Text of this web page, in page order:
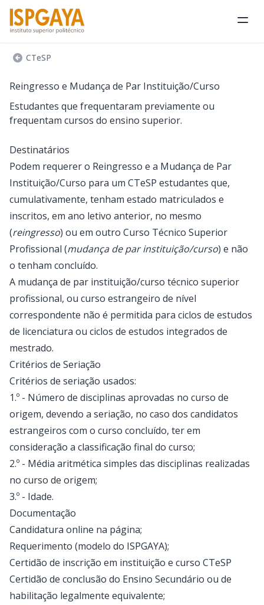
CTeSP
Reingresso e Mudança de Par Instituição/Curso
Estudantes que frequentaram previamente ou
frequentam cursos do ensino superior.
Destinatários
Podem requerer o Reingresso e a Mudança de Par
Instituição/Curso para um CTeSP estudantes que,
cumulativamente, tenham estado matriculados e
inscritos, em ano letivo anterior, no mesmo
(reingresso) ou em outro Curso Técnico Superior
Profissional (mudança de par instituição/curso) e não
o tenham concluído.
A mudança de par instituição/curso técnico superior
profissional, ou curso estrangeiro de nível
correspondente não é permitida para ciclos de estudos
de licenciatura ou ciclos de estudos integrados de
mestrado.
Critérios de Seriação
Critérios de seriação usados:
1.º - Número de disciplinas aprovadas no curso de
origem, devendo a seriação, no caso dos candidatos
estrangeiros com o curso concluído, ter em
consideração a classificação final do curso;
2.º - Média aritmética simples das disciplinas realizadas
no curso de origem;
3.º - Idade.
Documentação
Candidatura online na página;
Requerimento (modelo do ISPGAYA);
Certidão de inscrição em instituição e curso CTeSP
Certidão de conclusão do Ensino Secundário ou de
habilitação legalmente equivalente;